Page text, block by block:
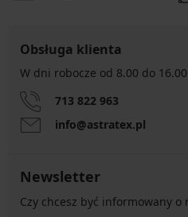
Obsługa klienta
W dni robocze od 8.00 do 16.00
713 822 963
info@astratex.pl
Newsletter
Czy chcesz być informowany o